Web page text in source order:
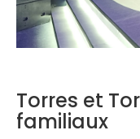
Torres et
familiaux